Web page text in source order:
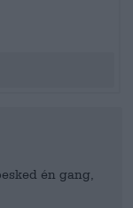
én gang,